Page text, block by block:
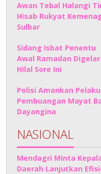
Awan Tebal Halangi
Hisab Rukyat
Sulbar
Sidang Isbat Penentu
Awal Ramadan
Hilal Sore Ini
Polisi Amankan Pelaku
Pembuangan Mayat
Dayangina
NASIONAL
Mendagri Minta
Daerah Lanjutkan